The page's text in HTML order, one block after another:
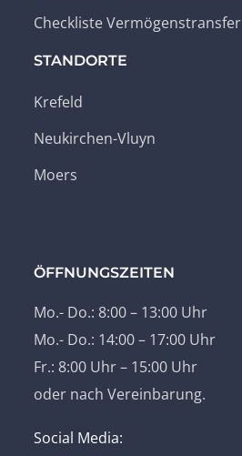
Checkliste Vermögenstransfer
STANDORTE
Krefeld
Neukirchen-Vluyn
Moers
ÖFFNUNGSZEITEN
Mo.- Do.: 8:00 – 13:00 Uhr
Mo.- Do.: 14:00 – 17:00 Uhr
Fr.: 8:00 Uhr – 15:00 Uhr
oder nach Vereinbarung.
Social Media: